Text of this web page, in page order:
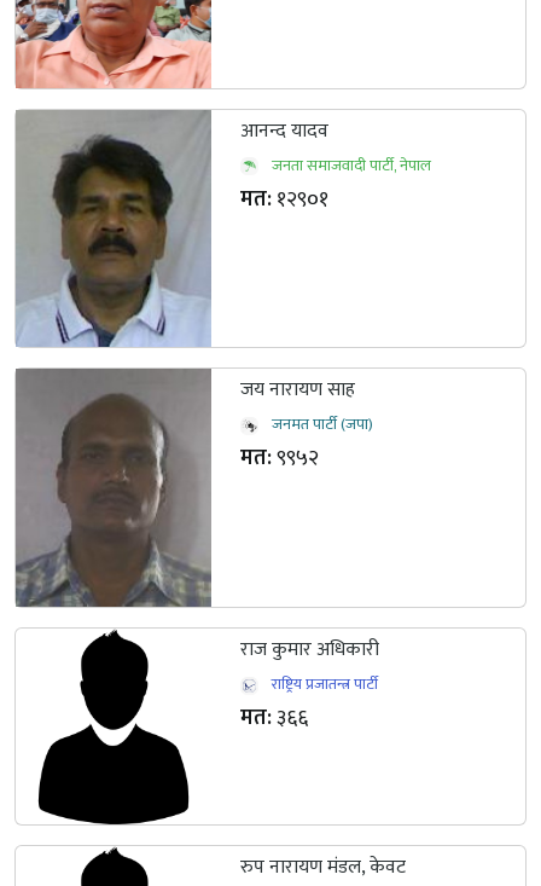
आनन्द यादव
जनता समाजवादी पार्टी, नेपाल
मत:१२९०१
जय नारायण साह
जनमत पार्टी (जपा)
मत:९९५२
राज कुमार अधिकारी
राष्ट्रिय प्रजातन्त्र पार्टी
मत:३६६
रुप नारायण मंडल, केवट